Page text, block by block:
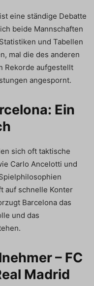
ist eine ständige Debatte
beide Mannschaften
und Tabellen
mal die des anderen
Rekorde aufgestellt
angespornt.
Ein
sich oft taktische
Carlo Ancelotti und
auf schnelle Konter
Barcelona das
und das
– FC
Madrid